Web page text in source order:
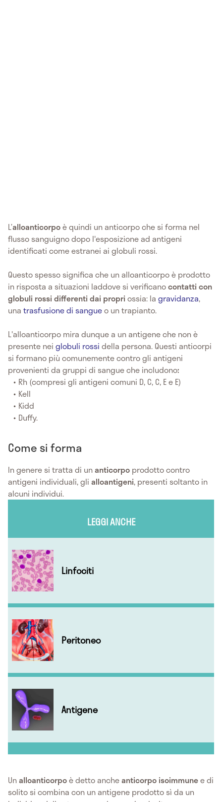
L’alloanticorpoè quindi un anticorpo che si forma nel
flusso sanguigno dopo l'esposizione ad antigeni
identificati come estranei ai globuli rossi.
Questo spesso significa che un alloanticorpo è prodotto
in risposta a situazioni laddove si verificanocontatti con
globuli rossi differenti dai propriossia: la gravidanza,
una trasfusione di sangueo un trapianto.
L'alloanticorpo mira dunque a un antigene che non è
presente nei globuli rossi della persona. Questi anticorpi
si formano più comunemente contro gli antigeni
provenienti da gruppi di sangue che includono:
Rh (compresi gli antigeni comuni D, C, C, E e E)
Kell
Kidd
Duffy.
Come si forma
In genere si tratta di unanticorpo prodotto contro
antigeni individuali, gli alloantigeni, presenti soltanto in
alcuni individui.
LEGGI ANCHE
Linfociti
Peritoneo
Antigene
Unalloanticorpoè detto ancheanticorpo isoimmunee di
solito si combina con un antigene prodotto sì da un